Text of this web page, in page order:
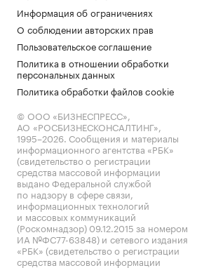
Информация об ограничениях
О соблюдении авторских прав
Пользовательское соглашение
Политика в отношении обработки
персональных данных
Политика обработки файлов cookie
© ООО «БИЗНЕСПРЕСС»,
АО «РОСБИЗНЕСКОНСАЛТИНГ»,
1995–2026. Сообщения и материалы
информационного агентства «РБК»
(свидетельство о регистрации
средства массовой информации
выдано Федеральной службой
по надзору в сфере связи,
информационных технологий
и массовых коммуникаций
(Роскомнадзор) 09.12.2015 за номером
ИА №ФС77-63848) и сетевого издания
«РБК» (свидетельство о регистрации
средства массовой информации